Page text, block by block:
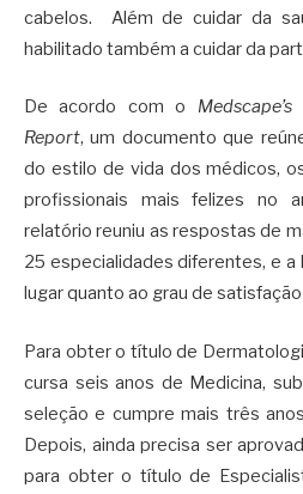
cabelos. Além de cuidar da
habilitado também a cuidar da
De acordo com o
Report, um documento que
do estilo de vida dos médicos,
profissionais mais felizes no
relatório reuniu as respostas de
25 especialidades diferentes, e a
lugar quanto ao grau de
Para obter o título de
cursa seis anos de Medicina,
seleção e cumpre mais três
Depois, ainda precisa ser
para obter o título de